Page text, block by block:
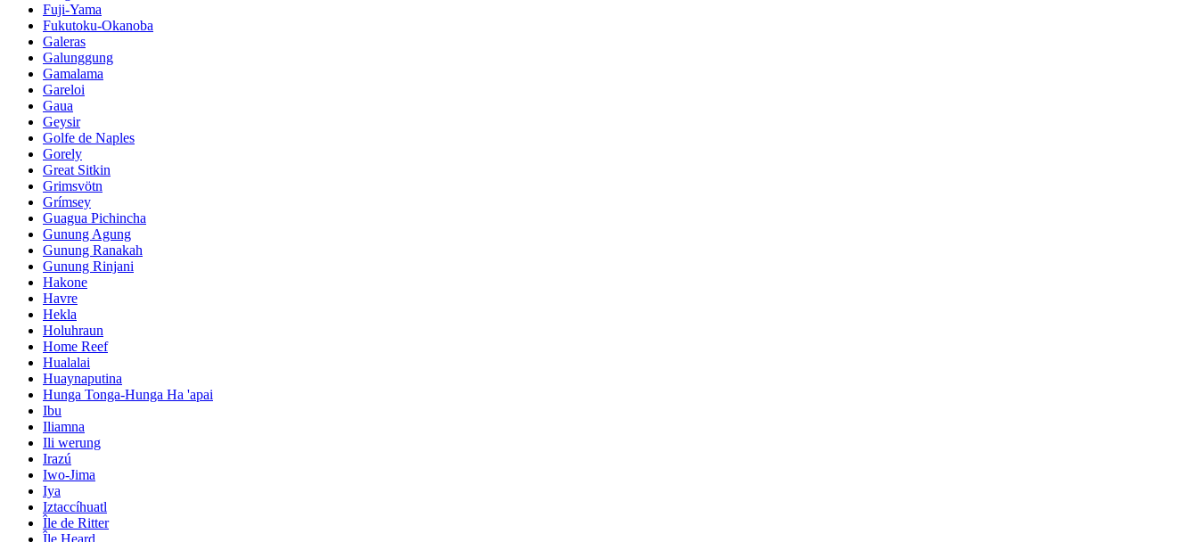
Fuji-Yama
Fukutoku-Okanoba
Galeras
Galunggung
Gamalama
Gareloi
Gaua
Geysir
Golfe de Naples
Gorely
Great Sitkin
Grimsvötn
Grímsey
Guagua Pichincha
Gunung Agung
Gunung Ranakah
Gunung Rinjani
Hakone
Havre
Hekla
Holuhraun
Home Reef
Hualalai
Huaynaputina
Hunga Tonga-Hunga Ha 'apai
Ibu
Iliamna
Ili werung
Irazú
Iwo-Jima
Iya
Iztaccíhuatl
Île de Ritter